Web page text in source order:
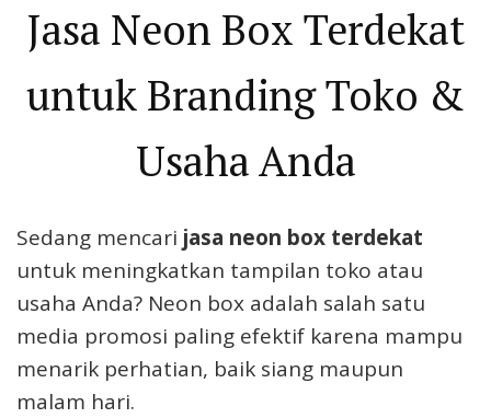
Jasa Neon Box Terdekat
untuk Branding Toko &
Usaha Anda
Sedang mencari jasa neon box terdekat
untuk meningkatkan tampilan toko atau
usaha Anda? Neon box adalah salah satu
media promosi paling efektif karena mampu
menarik perhatian, baik siang maupun
malam hari.